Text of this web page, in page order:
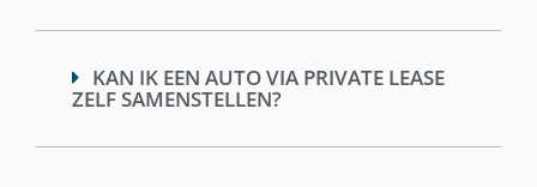
KAN IK EEN AUTO VIA PRIVATE LEASE
ZELF SAMENSTELLEN?